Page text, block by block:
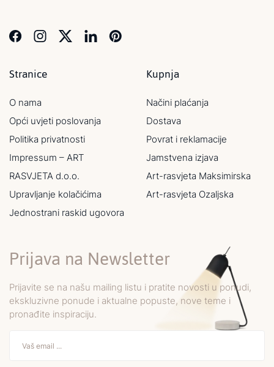
Stranice
O nama
Opći uvjeti poslovanja
Politika privatnosti
Impressum – ART
RASVJETA d.o.o.
Upravljanje kolačićima
Jednostrani raskid ugovora
Kupnja
Načini plaćanja
Dostava
Povrat i reklamacije
Jamstvena izjava
Art-rasvjeta Maksimirska
Art-rasvjeta Ozaljska
Prijava na Newsletter
Prijavite se na našu mailing listu i pratite novosti u ponudi,
ekskluzivne ponude i aktualne popuste, nove teme i
pronađite inspiraciju.